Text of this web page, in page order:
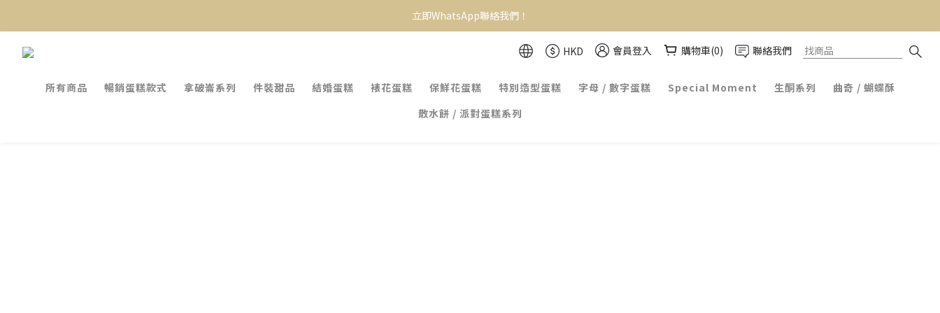
立即WhatsApp聯絡我們！
HKD 會員登入 購物車(0) 聯絡我們
所有商品 暢銷蛋糕款式 拿破崙系列 件裝甜品 結婚蛋糕 裱花蛋糕 保鮮花蛋糕 特別造型蛋糕 字母 / 數字蛋糕 Special Moment 生酮系列
曲奇 / 蝴蝶酥
散水餅 / 派對蛋糕系列